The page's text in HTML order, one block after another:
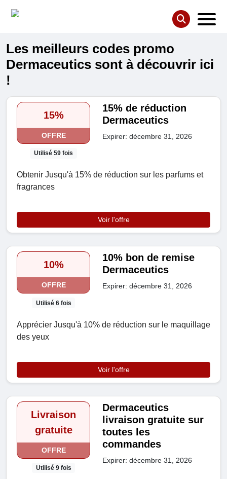
Les meilleurs codes promo
Dermaceutics sont à découvrir ici
!
15%
OFFRE
Utilisé 59 fois
15% de réduction
Dermaceutics
Expirer: décembre 31, 2026
Obtenir Jusqu'à 15% de réduction sur les parfums et
fragrances
Voir l'offre
10%
OFFRE
Utilisé 6 fois
10% bon de remise
Dermaceutics
Expirer: décembre 31, 2026
Apprécier Jusqu'à 10% de réduction sur le maquillage
des yeux
Voir l'offre
Livraison
gratuite
OFFRE
Utilisé 9 fois
Dermaceutics
livraison gratuite sur
toutes les
commandes
Expirer: décembre 31, 2026